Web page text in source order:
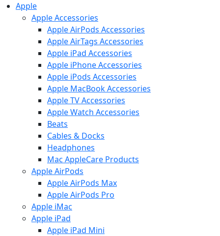
Apple
Apple Accessories
Apple AirPods Accessories
Apple AirTags Accessories
Apple iPad Accessories
Apple iPhone Accessories
Apple iPods Accessories
Apple MacBook Accessories
Apple TV Accessories
Apple Watch Accessories
Beats
Cables & Docks
Headphones
Mac AppleCare Products
Apple AirPods
Apple AirPods Max
Apple AirPods Pro
Apple iMac
Apple iPad
Apple iPad Mini